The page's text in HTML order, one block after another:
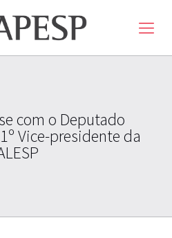
com o Deputado
Vice-presidente da